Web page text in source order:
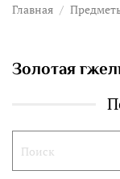
Главная
Золотая